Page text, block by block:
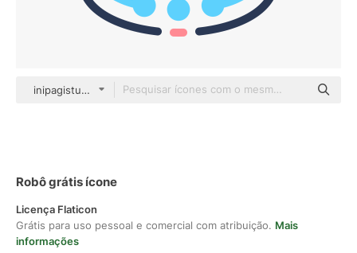
inipagistudio Mixed
Robô grátis ícone
Licença Flaticon
Grátis para uso pessoal e comercial com atribuição. Mais
informações